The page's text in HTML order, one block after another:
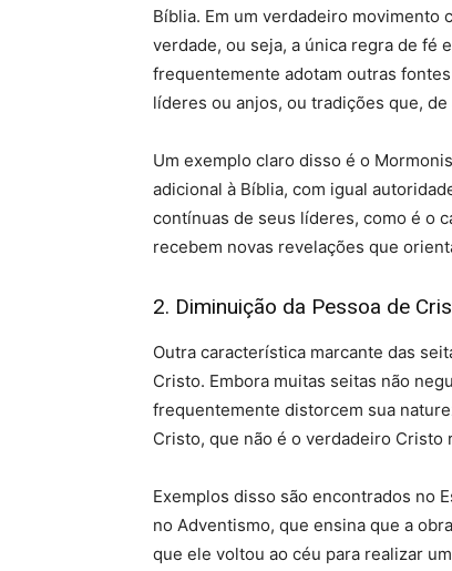
Bíblia. Em um verdadeiro movimento
verdade, ou seja, a única regra de fé
frequentemente adotam outras
líderes ou anjos, ou tradições que,
Um exemplo claro disso é o
adicional à Bíblia, com igual
contínuas de seus líderes, como é o
recebem novas revelações que
2. Diminuição da Pessoa de
Outra característica marcante das
Cristo. Embora muitas seitas não
frequentemente distorcem sua
Cristo, que não é o verdadeiro Cristo
Exemplos disso são encontrados no
no Adventismo, que ensina que a
que ele voltou ao céu para realizar